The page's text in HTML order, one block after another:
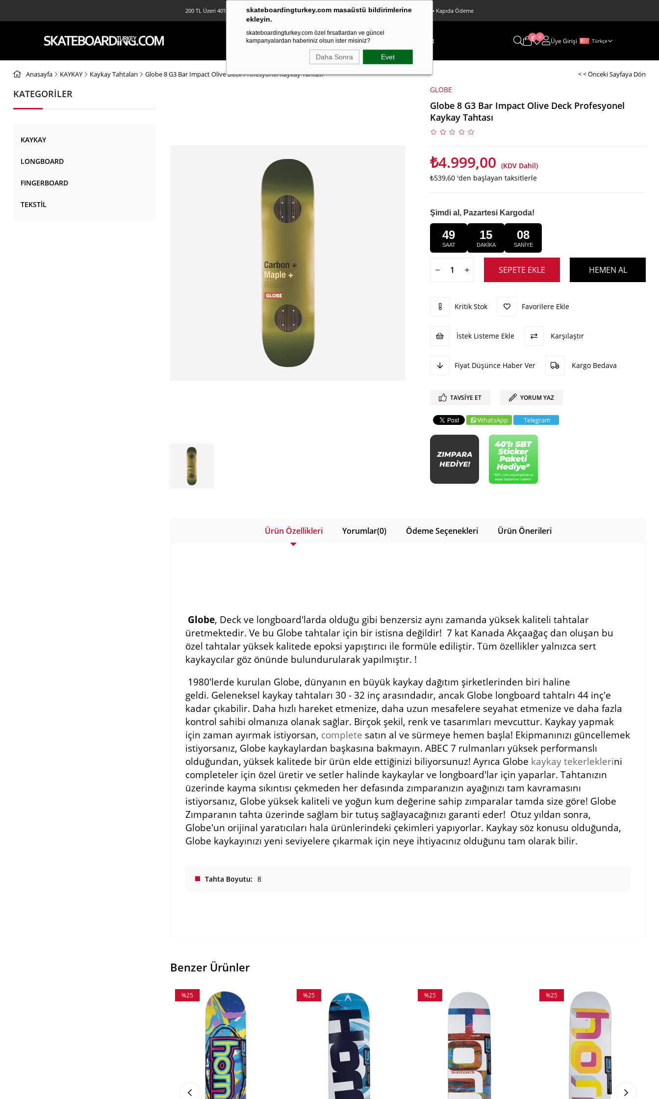
skateboardingturkey.com masaüstü bildirimlerine
ekleyin.
skateboardingturkey.com özel fırsatlardan ve güncel
kampanyalardan haberiniz olsun ister misiniz?
Daha Sonra Evet
200 TL Üzeri 40'lı Sticker Paketi Hediye • Ücretsiz Kargo • Sürpriz Hediyeler • Peşin Fiyatına 3 Taksit • Kapıda Ödeme
KAYKAYLONGBOARDFINGERBOARDTEKSTİL KAMPANYALAR 0 0 Üye Girişi Türkçe
Anasayfa KAYKAY Kaykay Tahtaları Globe 8 G3 Bar Impact Olive Deck Profesyonel Kaykay Tahtası < < Önceki Sayfaya Dön
KATEGORİLER
KAYKAY
LONGBOARD
FINGERBOARD
TEKSTİL
GLOBE
Globe 8 G3 Bar Impact Olive Deck Profesyonel
Kaykay Tahtası
₺4.999,00 (KDV Dahil)
₺539,60 'den başlayan taksitlerle
Şimdi al, Pazartesi Kargoda!
49
SAAT
15
DAKİKA
08
SANİYE
Kritik Stok Favorilere Ekle
İstek Listeme Ekle Karşılaştır
Fiyat Düşünce Haber Ver Kargo Bedava
TAVSIYE ET YORUM YAZ
WhatsApp Telegram
Ürün Özellikleri Yorumlar(0) Ödeme Seçenekleri Ürün Önerileri
Globe, Deck ve longboard'larda olduğu gibi benzersiz aynı zamanda yüksek kaliteli tahtalar
üretmektedir. Ve bu Globe tahtalar için bir istisna değildir! 7 kat Kanada Akçaağaç dan oluşan bu
özel tahtalar yüksek kalitede epoksi yapıştırıcı ile formüle ediliştir. Tüm özellikler yalnızca sert
kaykaycılar göz önünde bulundurularak yapılmıştır. !
1980'lerde kurulan Globe, dünyanın en büyük kaykay dağıtım şirketlerinden biri haline
geldi. Geleneksel kaykay tahtaları 30 - 32 inç arasındadır, ancak Globe longboard tahtalrı 44 inç'e
kadar çıkabilir. Daha hızlı hareket etmenize, daha uzun mesafelere seyahat etmenize ve daha fazla
kontrol sahibi olmanıza olanak sağlar. Birçok şekil, renk ve tasarımları mevcuttur. Kaykay yapmak
için zaman ayırmak istiyorsan, complete satın al ve sürmeye hemen başla! Ekipmanınızı güncellemek
istiyorsanız, Globe kaykaylardan başkasına bakmayın. ABEC 7 rulmanları yüksek performanslı
olduğundan, yüksek kalitede bir ürün elde ettiğinizi biliyorsunuz! Ayrıca Globe kaykay tekerleklerini
completeler için özel üretir ve setler halinde kaykaylar ve longboard'lar için yaparlar. Tahtanızın
üzerinde kayma sıkıntısı çekmeden her defasında zımparanızın ayağınızı tam kavramasını
istiyorsanız, Globe yüksek kaliteli ve yoğun kum değerine sahip zımparalar tamda size göre! Globe
Zımparanın tahta üzerinde sağlam bir tutuş sağlayacağınızı garanti eder! Otuz yıldan sonra,
Globe'un orijinal yaratıcıları hala ürünlerindeki çekimleri yapıyorlar. Kaykay söz konusu olduğunda,
Globe kaykayınızı yeni seviyelere çıkarmak için neye ihtiyacınız olduğunu tam olarak bilir.
Tahta Boyutu 8
Benzer Ürünler
%25
%25İndirim
%25
%25
%25
%25İndirim